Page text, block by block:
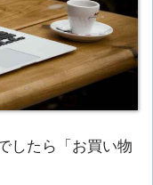
したら「お買い物